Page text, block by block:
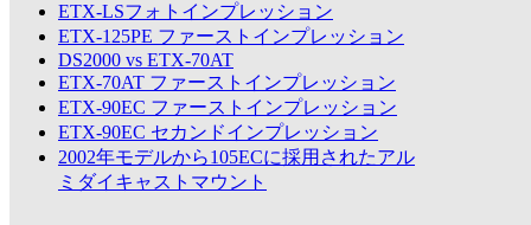
ETX-LSフォトインプレッション
ETX-125PE ファーストインプレッション
DS2000 vs ETX-70AT
ETX-70AT ファーストインプレッション
ETX-90EC ファーストインプレッション
ETX-90EC セカンドインプレッション
2002年モデルから105ECに採用されたアル
ミダイキャストマウント